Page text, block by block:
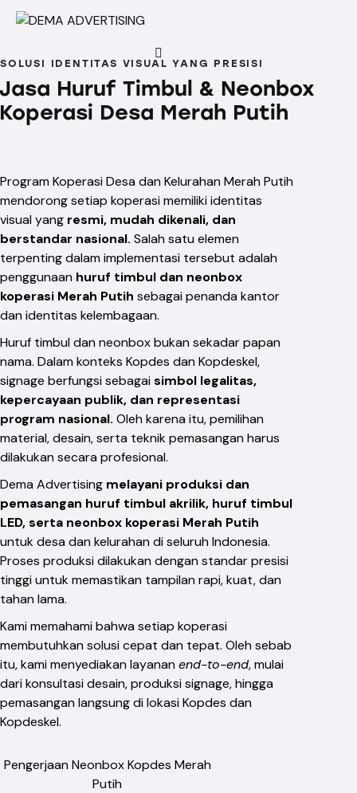
SOLUSI IDENTITAS VISUAL YANG PRESISI
Jasa Huruf Timbul & Neonbox
Koperasi Desa Merah Putih
Program Koperasi Desa dan Kelurahan Merah Putih
mendorong setiap koperasi memiliki identitas
visual yang resmi, mudah dikenali, dan
berstandar nasional. Salah satu elemen
terpenting dalam implementasi tersebut adalah
penggunaan huruf timbul dan neonbox
koperasi Merah Putih sebagai penanda kantor
dan identitas kelembagaan.
Huruf timbul dan neonbox bukan sekadar papan
nama. Dalam konteks Kopdes dan Kopdeskel,
signage berfungsi sebagaisimbol legalitas,
kepercayaan publik, dan representasi
program nasional. Oleh karena itu, pemilihan
material, desain, serta teknik pemasangan harus
dilakukan secara profesional.
Dema Advertising melayani produksi dan
pemasangan huruf timbul akrilik, huruf timbul
LED, serta neonbox koperasi Merah Putih
untuk desa dan kelurahan di seluruh Indonesia.
Proses produksi dilakukan dengan standar presisi
tinggi untuk memastikan tampilan rapi, kuat, dan
tahan lama.
Kami memahami bahwa setiap koperasi
membutuhkan solusi cepat dan tepat. Oleh sebab
itu, kami menyediakan layananend-to-end, mulai
dari konsultasi desain, produksi signage, hingga
pemasangan langsung di lokasi Kopdes dan
Kopdeskel.
Pengerjaan Neonbox Kopdes Merah
Putih